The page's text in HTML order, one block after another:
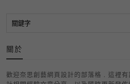
關於
歡迎奈思創藝網頁設計的部落格 , 這裡